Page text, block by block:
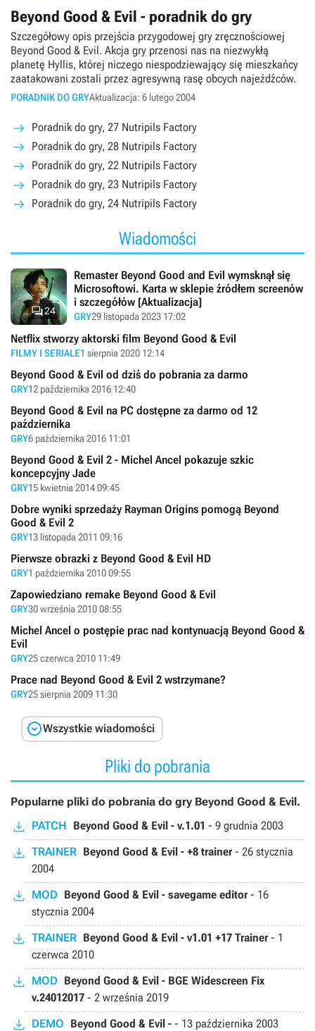
Beyond Good & Evil - poradnik do gry
Szczegółowy opis przejścia przygodowej gry zręcznościowej
Beyond Good & Evil. Akcja gry przenosi nas na niezwykłą
planetę Hyllis, której niczego niespodziewający się mieszkańcy
zaatakowani zostali przez agresywną rasę obcych najeźdźców.
PORADNIK DO GRYAktualizacja: 6 lutego 2004
Poradnik do gry, 27 Nutripils Factory
Poradnik do gry, 28 Nutripils Factory
Poradnik do gry, 22 Nutripils Factory
Poradnik do gry, 23 Nutripils Factory
Poradnik do gry, 24 Nutripils Factory
Wiadomości
24
Remaster Beyond Good and Evil wymsknął się
Microsoftowi. Karta w sklepie źródłem screenów
i szczegółów [Aktualizacja]
GRY29 listopada 2023 17:02
Netflix stworzy aktorski film Beyond Good & Evil
FILMY I SERIALE1 sierpnia 2020 12:14
Beyond Good & Evil od dziś do pobrania za darmo
GRY12 października 2016 12:40
Beyond Good & Evil na PC dostępne za darmo od 12
października
GRY6 października 2016 11:01
Beyond Good & Evil 2 - Michel Ancel pokazuje szkic
koncepcyjny Jade
GRY15 kwietnia 2014 09:45
Dobre wyniki sprzedaży Rayman Origins pomogą Beyond
Good & Evil 2
GRY13 listopada 2011 09:16
Pierwsze obrazki z Beyond Good & Evil HD
GRY1 października 2010 09:55
Zapowiedziano remake Beyond Good & Evil
GRY30 września 2010 08:55
Michel Ancel o postępie prac nad kontynuacją Beyond Good &
Evil
GRY25 czerwca 2010 11:49
Prace nad Beyond Good & Evil 2 wstrzymane?
GRY25 sierpnia 2009 11:30
Wszystkie wiadomości
Pliki do pobrania
Popularne pliki do pobrania do gry Beyond Good & Evil.
PATCH Beyond Good & Evil - v.1.01 - 9 grudnia 2003
TRAINER Beyond Good & Evil - +8 trainer- 26 stycznia
2004
MOD Beyond Good & Evil - savegame editor- 16
stycznia 2004
TRAINER Beyond Good & Evil - v1.01 +17 Trainer- 1
czerwca 2010
MOD Beyond Good & Evil - BGE Widescreen Fix
v.24012017 - 2 września 2019
DEMO Beyond Good & Evil - - 13 października 2003